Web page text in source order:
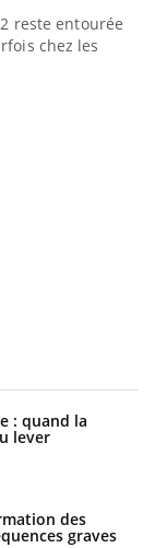
reste entourée
chez les
: quand la
lever
des
graves